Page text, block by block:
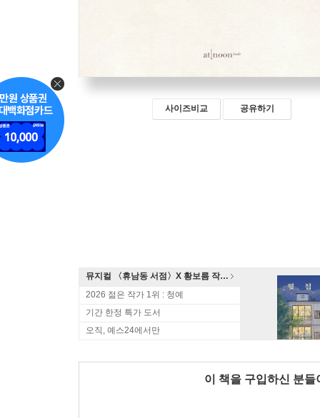
사이즈비교 공유하기
뮤지컬 〈휴남동 서점〉X 황보름 작가 북토크
2026 젊은 작가 1위 : 청예
기간 한정 특가 도서
오직, 예스24에서만
이 책을 구입하신 분